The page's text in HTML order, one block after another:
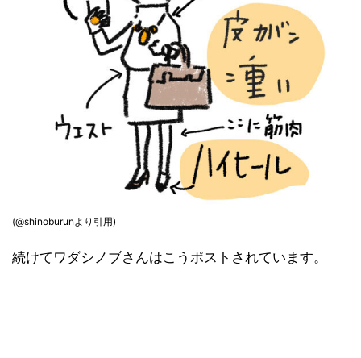
(@shinoburunより引用)
続けてワダシノブさんはこうポストされています。